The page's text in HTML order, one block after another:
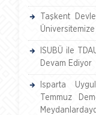
Taşkent
ISUBÜ ile
Devam Ediyor
Isparta
Temmuz